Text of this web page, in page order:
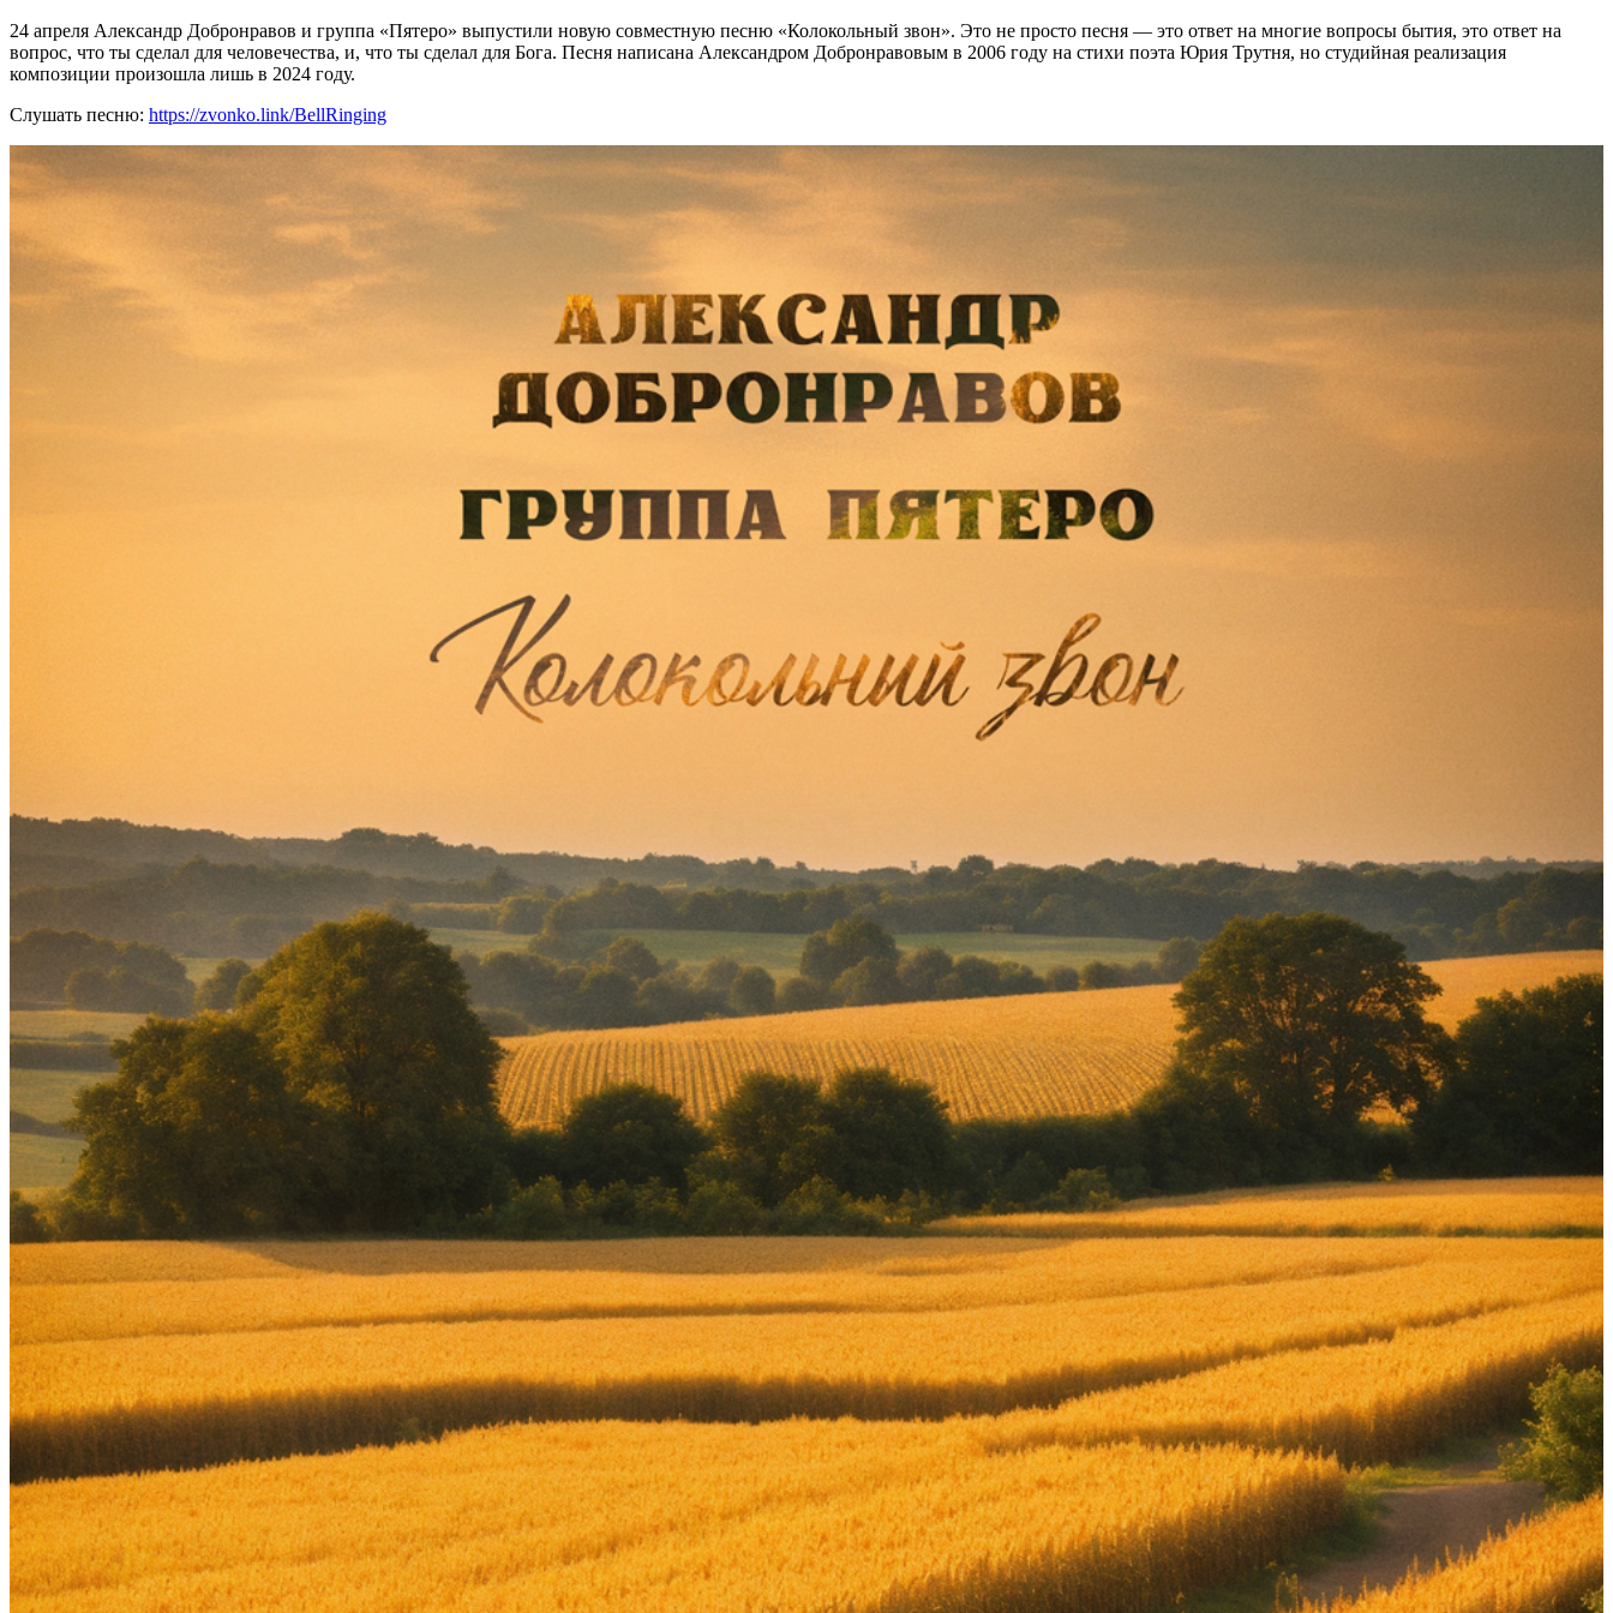
24 апреля Александр Добронравов и группа «Пятеро» выпустили новую совместную песню «Колокольный звон». Это не просто песня — это ответ на многие вопросы бытия, это ответ на
вопрос, что ты сделал для человечества, и, что ты сделал для Бога. Песня написана Александром Добронравовым в 2006 году на стихи поэта Юрия Трутня, но студийная реализация
композиции произошла лишь в 2024 году.
Слушать песню: https://zvonko.link/BellRinging